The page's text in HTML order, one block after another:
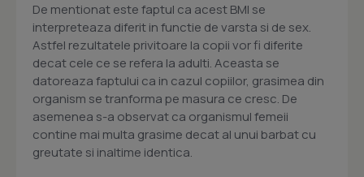
De mentionat este faptul ca acest BMI se
interpreteaza diferit in functie de varsta si de sex.
Astfel rezultatele privitoare la copii vor fi diferite
decat cele ce se refera la adulti. Aceasta se
datoreaza faptului ca in cazul copiilor, grasimea din
organism se tranforma pe masura ce cresc. De
asemenea s-a observat ca organismul femeii
contine mai multa grasime decat al unui barbat cu
greutate si inaltime identica.